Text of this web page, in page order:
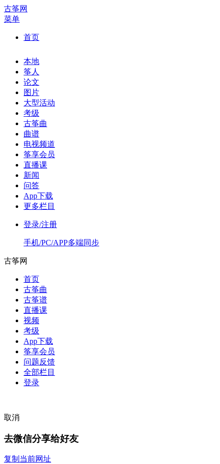
古筝网
菜单
首页
本地
筝人
论文
图片
大型活动
考级
古筝曲
曲谱
电视频道
筝享会员
直播课
新闻
问答
App下载
更多栏目
登录/注册
手机/PC/APP多端同步
古筝网
首页
古筝曲
古筝谱
直播课
视频
考级
App下载
筝享会员
问题反馈
全部栏目
登录
取消
去微信分享给好友
复制当前网址